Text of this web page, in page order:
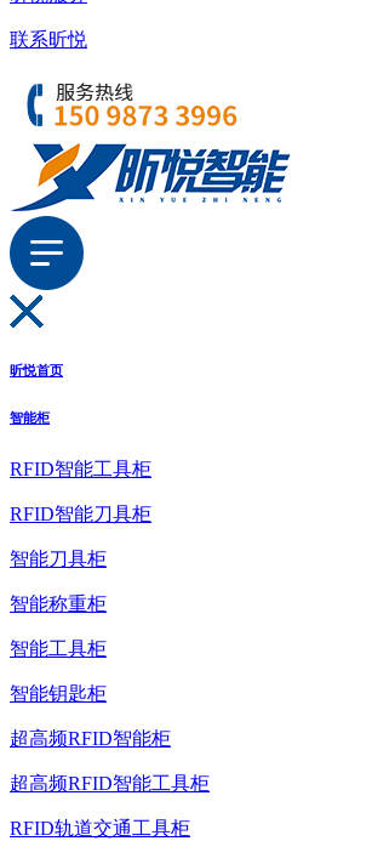
联系昕悦
昕悦首页
智能柜
RFID智能工具柜
RFID智能刀具柜
智能刀具柜
智能称重柜
智能工具柜
智能钥匙柜
超高频RFID智能柜
超高频RFID智能工具柜
RFID轨道交通工具柜